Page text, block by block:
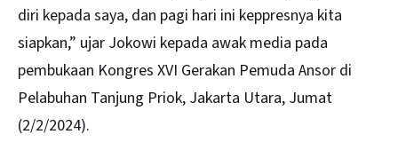
diri kepada saya, dan pagi hari ini keppresnya kita
siapkan,” ujar Jokowi kepada awak media pada
pembukaan Kongres XVI Gerakan Pemuda Ansor di
Pelabuhan Tanjung Priok, Jakarta Utara, Jumat
(2/2/2024).